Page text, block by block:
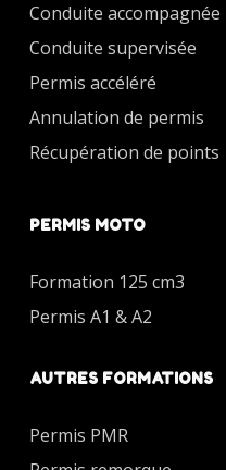
Conduite accompagnée
Conduite supervisée
Permis accéléré
Annulation de permis
Récupération de points
PERMIS MOTO
Formation 125 cm3
Permis A1 & A2
AUTRES FORMATIONS
Permis PMR